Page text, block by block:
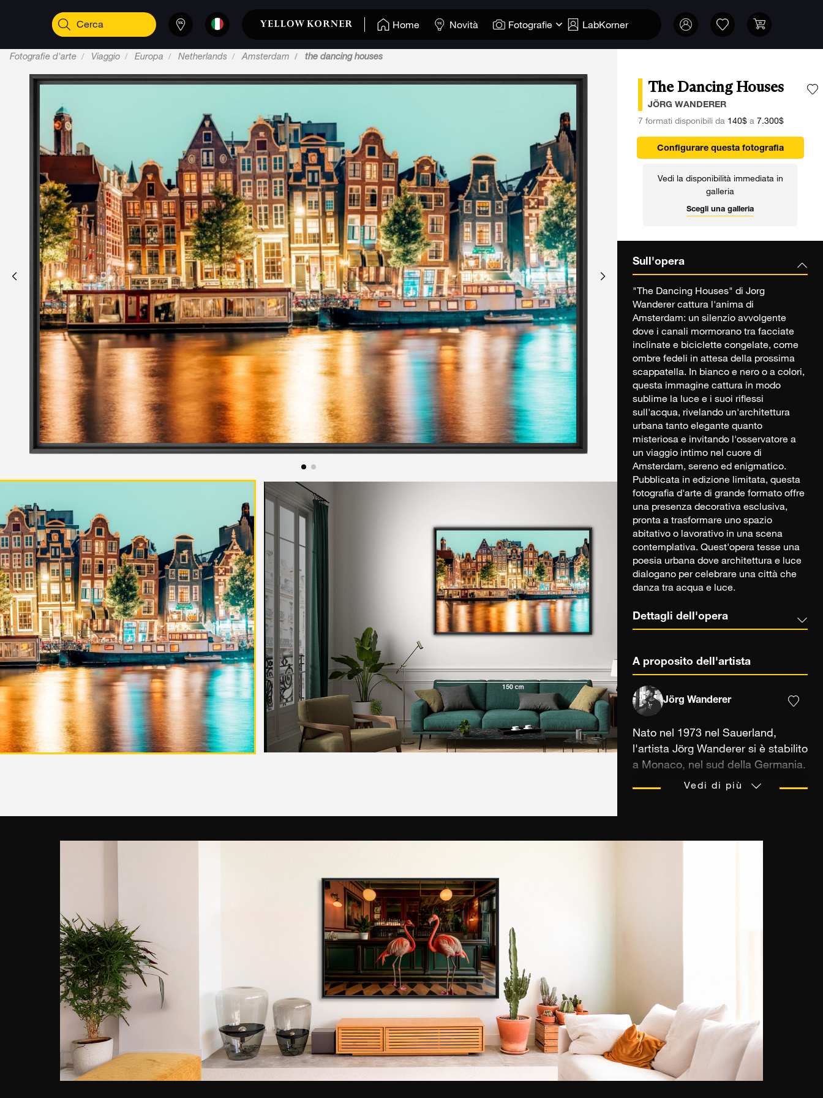
Home Novità Fotografie LabKorner
Fotografie d'arte Viaggio Europa Netherlands Amsterdam the dancing houses
The Dancing Houses
JÖRG WANDERER
7 formati disponibili da 140$a 7.300$
Configurare questa fotografia
Vedi la disponibilità immediata in
galleria
Scegli una galleria
Sull'opera
"The Dancing Houses" di Jorg
Wanderer cattura l'anima di
Amsterdam: un silenzio avvolgente
dove i canali mormorano tra facciate
inclinate e biciclette congelate, come
ombre fedeli in attesa della prossima
scappatella. In bianco e nero o a colori,
questa immagine cattura in modo
sublime la luce e i suoi riflessi
sull'acqua, rivelando un'architettura
urbana tanto elegante quanto
misteriosa e invitando l'osservatore a
un viaggio intimo nel cuore di
Amsterdam, sereno ed enigmatico.
Pubblicata in edizione limitata, questa
fotografia d'arte di grande formato offre
una presenza decorativa esclusiva,
pronta a trasformare uno spazio
abitativo o lavorativo in una scena
contemplativa. Quest'opera tesse una
poesia urbana dove architettura e luce
dialogano per celebrare una città che
danza tra acqua e luce.
Dettagli dell'opera
A proposito dell'artista
Jörg Wanderer
Nato nel 1973 nel Sauerland,
l'artista Jörg Wanderer si è stabilito
a Monaco, nel sud della Germania.
Autodidatta, si interessa alla
sono state poi pubblicate su
diverse riviste tedesche ( Foto
Praxis, Focus o anche ELLE City ).
I temi preferiti di Jörg Wanderer
sono i paesaggi urbani, le scene di
Vedi di più